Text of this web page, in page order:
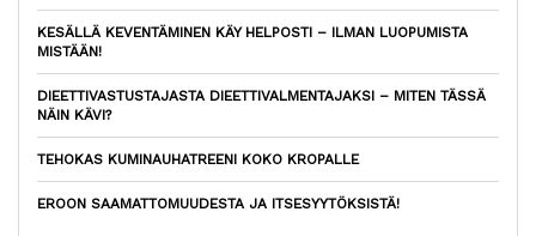
KESÄLLÄ KEVENTÄMINEN KÄY HELPOSTI – ILMAN LUOPUMISTA
MISTÄÄN!
DIEETTIVASTUSTAJASTA DIEETTIVALMENTAJAKSI – MITEN TÄSSÄ
NÄIN KÄVI?
TEHOKAS KUMINAUHATREENI KOKO KROPALLE
EROON SAAMATTOMUUDESTA JA ITSESYYTÖKSISTÄ!